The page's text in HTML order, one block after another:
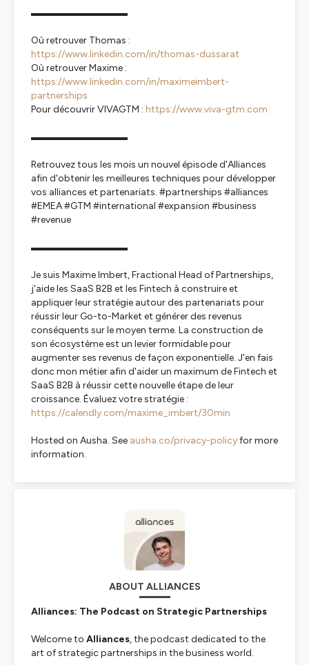
▬▬▬▬▬▬▬▬▬▬
Où retrouver Thomas :
https://www.linkedin.com/in/thomas-dussarat
Où retrouver Maxime :
https://www.linkedin.com/in/maximeimbert-
partnerships
Pour découvrir VIVAGTM : https://www.viva-gtm.com
▬▬▬▬▬▬▬▬▬▬
Retrouvez tous les mois un nouvel épisode d'Alliances
afin d'obtenir les meilleures techniques pour développer
vos alliances et partenariats. #partnerships #alliances
#EMEA #GTM #international #expansion #business
#revenue
▬▬▬▬▬▬▬▬▬▬
Je suis Maxime Imbert, Fractional Head of Partnerships,
j'aide les SaaS B2B et les Fintech à construire et
appliquer leur stratégie autour des partenariats pour
réussir leur Go-to-Market et générer des revenus
conséquents sur le moyen terme. La construction de
son écosystème est un levier formidable pour
augmenter ses revenus de façon exponentielle. J'en fais
donc mon métier afin d'aider un maximum de Fintech et
SaaS B2B à réussir cette nouvelle étape de leur
croissance. Évaluez votre stratégie :
https://calendly.com/maxime_imbert/30min
Hosted on Ausha. See ausha.co/privacy-policyfor more
information.
ABOUT ALLIANCES
Alliances: The Podcast on Strategic Partnerships
Welcome to Alliances, the podcast dedicated to the
art of strategic partnerships in the business world.